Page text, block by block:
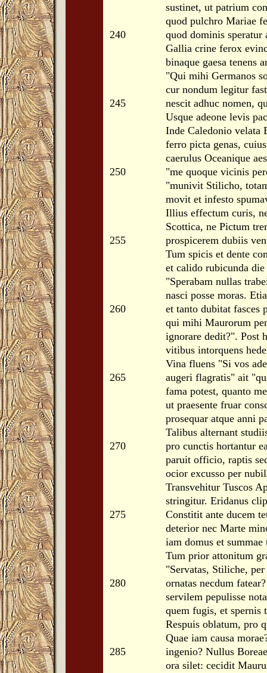
sustinet, ut patrium
quod pulchro Mariae
240
quod dominis speratur
Gallia crine ferox
binaque gaesa tenens
"Qui mihi Germanos
cur nondum legitur
245
nescit adhuc nomen,
Usque adeone levis
Inde Caledonio velata
ferro picta genas,
caerulus Oceanique
250
"me quoque vicinis
"munivit Stilicho,
movit et infesto
Illius effectum curis,
Scottica, ne Pictum
255
prospicerem dubiis
Tum spicis et dente
et calido rubicunda
"Sperabam nullas
nasci posse moras.
260
et tanto dubitat fasces
qui mihi Maurorum
ignorare dedit?". Post
vitibus intorquens
Vina fluens "Si vos
265
augeri flagratis" ait
fama potest, quanto
ut praesente fruar
prosequar atque anni
Talibus alternant
270
pro cunctis hortantur
paruit officio, raptis
ocior excusso per
Transvehitur Tuscos
stringitur. Eridanus
275
Constitit ante ducem
deterior nec Marte
iam domus et
Tum prior attonitum
"Servatas, Stiliche,
280
ornatas necdum
servilem pepulisse
quem fugis, et spernis
Respuis oblatum, pro
Quae iam causa
285
ingenio? Nullus
ora silet: cecidit